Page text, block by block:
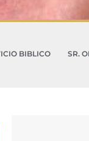
BIBLICO SR.